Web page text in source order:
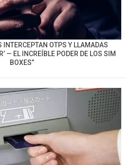
INTERCEPTAN OTPS Y LLAMADAS
— EL INCREÍBLE PODER DE LOS SIM
BOXES”